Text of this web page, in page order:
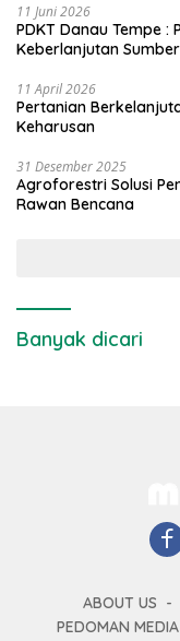
11 Juni 2026
PDKT Danau Tempe
Keberlanjutan
11 April 2026
Pertanian
Keharusan
31 Desember 2025
Agroforestri Solusi
Rawan Bencana
Banyak dicari
ABOUT US
PEDOMAN